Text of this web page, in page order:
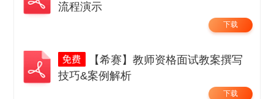
流程演示
下载
【希赛】教师资格面试教案撰写
技巧&案例解析
下载